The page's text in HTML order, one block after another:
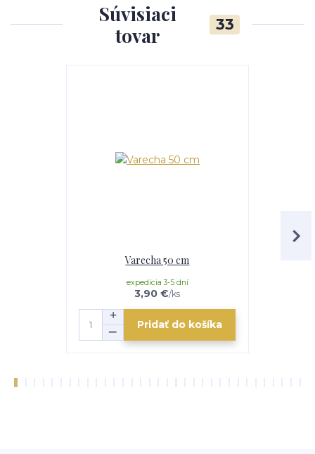
Súvisiaci
tovar
33
Varecha 50 cm
3,90 €/ks
expedícia 3-5 dní
Pridať do košíka